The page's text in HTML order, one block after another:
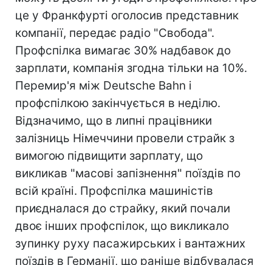
це у Франкфурті оголосив представник
компанії, передає радіо "Свобода".
Профспілка вимагає 30% надбавок до
зарплати, компанія згодна тільки на 10%.
Перемир'я між Deutsche Bahn і
профспілкою закінчується в неділю.
Відзначимо, що в липні працівники
залізниць Німеччини провели страйк з
вимогою підвищити зарплату, що
викликав "масові запізнення" поїздів по
всій країні. Профспілка машиністів
приєдналася до страйку, який почали
двоє інших профспілок, що викликало
зупинку руху пасажирських і вантажних
поїздів в Германії, що раніше відбувалася